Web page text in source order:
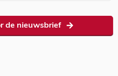
de nieuwsbrief